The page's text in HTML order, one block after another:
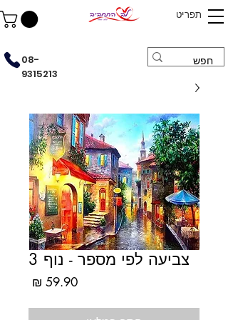
תפריט
08-
9315213
צביעה לפי מספר - נוף 3